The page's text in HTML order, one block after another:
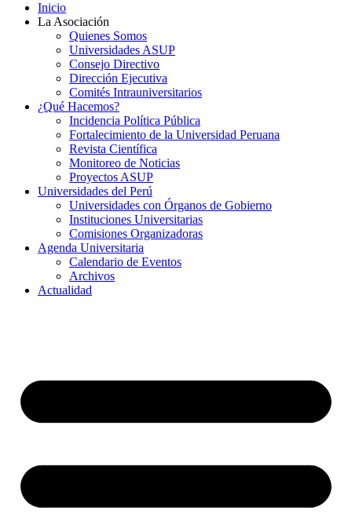
Inicio
La Asociación
Quienes Somos
Universidades ASUP
Consejo Directivo
Dirección Ejecutiva
Comités Intrauniversitarios
¿Qué Hacemos?
Incidencia Política Pública
Fortalecimiento de la Universidad Peruana
Revista Científica
Monitoreo de Noticias
Proyectos ASUP
Universidades del Perú
Universidades con Órganos de Gobierno
Instituciones Universitarias
Comisiones Organizadoras
Agenda Universitaria
Calendario de Eventos
Archivos
Actualidad